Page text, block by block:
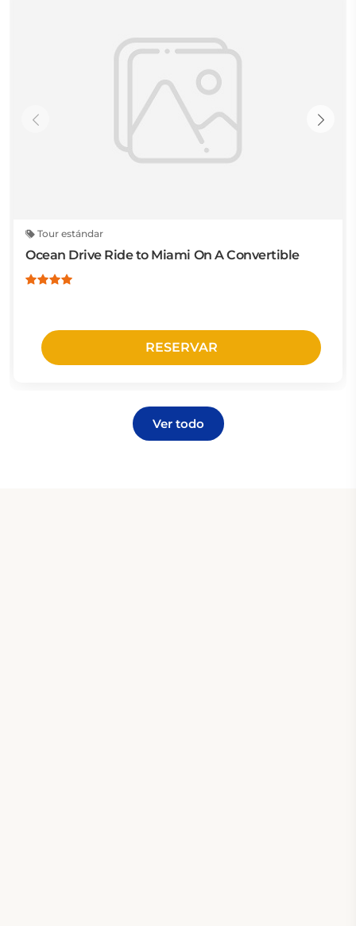
Tour estándar
Ocean Drive Ride to Miami On A Convertible
RESERVAR
Ver todo